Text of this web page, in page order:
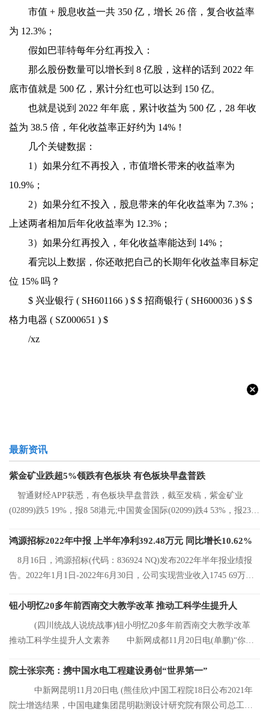
市值 + 股息收益一共 350 亿，增长 26 倍，复合收益率
为 12.3%；
假如巴菲特每年分红再投入：
那么股份数量可以增长到 8 亿股，这样的话到 2022 年
底市值就是 500 亿，累计分红也可以达到 150 亿。
也就是说到 2022 年年底，累计收益为 500 亿，28 年收
益为 38.5 倍，年化收益率正好约为 14%！
几个关键数据：
1）如果分红不再投入，市值增长带来的收益率为
10.9%；
2）如果分红不投入，股息带来的年化收益率为 7.3%；
上述两者相加后年化收益率为 12.3%；
3）如果分红再投入，年化收益率能达到 14%；
看完以上数据，你还敢把自己的长期年化收益率目标定
位 15% 吗？
$ 兴业银行 ( SH601166 ) $ $ 招商银行 ( SH600036 ) $ $
格力电器 ( SZ000651 ) $
/xz
最新资讯
紫金矿业跌超5%领跌有色板块 有色板块早盘普跌
智通财经APP获悉，有色板块早盘普跌，截至发稿，紫金矿业
(02899)跌5 19%，报8 58港元;中国黄金国际(02099)跌4 53%，报23 2
鸿源招标2022年中报 上半年净利392.48万元 同比增长10.62%
8月16日，鸿源招标(代码：836924 NQ)发布2022年半年报业绩报
告。2022年1月1日-2022年6月30日，公司实现营业收入1745 69万
钮小明忆20多年前西南交大教学改革 推动工科学生提升人
(四川统战人说统战事)钮小明忆20多年前西南交大教学改革
推动工科学生提升人文素养 中新网成都11月20日电(单鹏)“你们
院士张宗亮：携中国水电工程建设勇创“世界第一”
中新网昆明11月20日电 (熊佳欣)中国工程院18日公布2021年
院士增选结果，中国电建集团昆明勘测设计研究院有限公司总工程